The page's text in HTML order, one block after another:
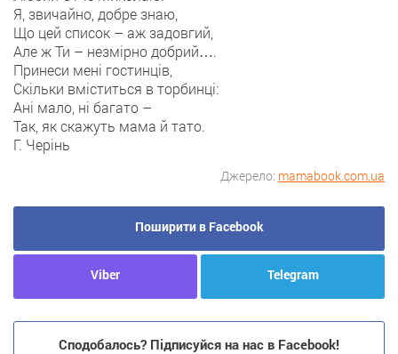
Я, звичайно, добре знаю,
Що цей список – аж задовгий,
Але ж Ти – незмірно добрий….
Принеси мені гостинців,
Скільки вміститься в торбинці:
Ані мало, ні багато –
Так, як скажуть мама й тато.
Г. Черінь
Джерело: mamabook.com.ua
Поширити в Facebook
Viber Telegram
Сподобалось? Підписуйся на нас в Facebook!